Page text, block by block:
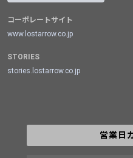
コーポレートサイト
www.lostarrow.co.jp
STORIES
stories.lostarrow.co.jp
営業日